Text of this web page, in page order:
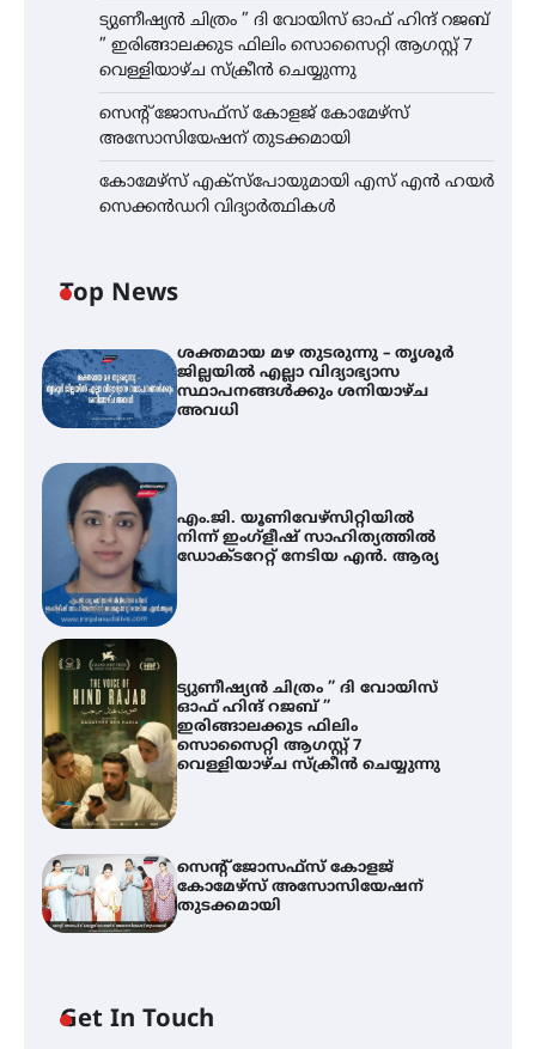
ട്യുണീഷ്യൻ ചിത്രം ” ദി വോയിസ് ഓഫ് ഹിന്ദ് റജബ്
” ഇരിങ്ങാലക്കുട ഫിലിം സൊസൈറ്റി ആഗസ്റ്റ് 7
വെള്ളിയാഴ്ച സ്‌ക്രീൻ ചെയ്യുന്നു
സെന്റ് ജോസഫ്സ് കോളജ് കോമേഴ്‌സ്
അസോസിയേഷന് തുടക്കമായി
കോമേഴ്സ് എക്സ്പോയുമായി എസ് എൻ ഹയർ
സെക്കൻഡറി വിദ്യാർത്ഥികൾ
Top News
ശക്തമായ മഴ തുടരുന്നു – തൃശൂർ
ജില്ലയിൽ എല്ലാ വിദ്യാഭ്യാസ
സ്ഥാപനങ്ങൾക്കും ശനിയാഴ്ച
അവധി
എം.ജി. യൂണിവേഴ്‌സിറ്റിയിൽ
നിന്ന് ഇംഗ്ളീഷ് സാഹിത്യത്തിൽ
ഡോക്ടറേറ്റ് നേടിയ എൻ. ആര്യ
ട്യുണീഷ്യൻ ചിത്രം ” ദി വോയിസ്
ഓഫ് ഹിന്ദ് റജബ് ”
ഇരിങ്ങാലക്കുട ഫിലിം
സൊസൈറ്റി ആഗസ്റ്റ് 7
വെള്ളിയാഴ്ച സ്‌ക്രീൻ ചെയ്യുന്നു
സെന്റ് ജോസഫ്സ് കോളജ്
കോമേഴ്‌സ് അസോസിയേഷന്
തുടക്കമായി
Get In Touch